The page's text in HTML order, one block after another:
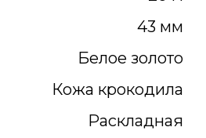
43 мм
Белое золото
Кожа крокодила
Раскладная